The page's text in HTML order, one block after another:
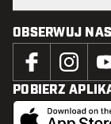
OBSERWUJ
POBIERZ